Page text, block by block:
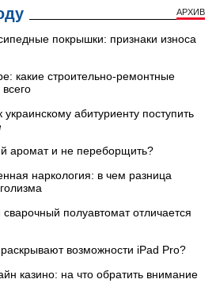
АРХИВ
покрышки: признаки износа
какие строительно-ремонтные
абитуриенту поступить
аромат и не переборщить?
наркология: в чем разница
полуавтомат отличается
возможности iPad Pro?
казино: на что обратить внимание